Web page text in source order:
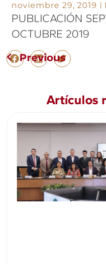
noviembre 29, 2019
PUBLICACIÓN
OCTUBRE 2019
Previous
Artículos